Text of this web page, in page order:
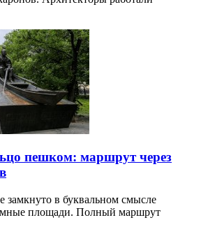
пешком: маршрут через
замкнуто в буквальном смысле
площади. Полный маршрут